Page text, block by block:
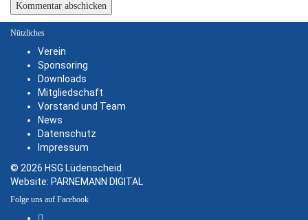
Nützliches
Verein
Sponsoring
Downloads
Mitgliedschaft
Vorstand und Team
News
Datenschutz
Impressum
© 2026 HSG Lüdenscheid
Website: PARNEMANN DIGITAL
Folge uns auf Facebook